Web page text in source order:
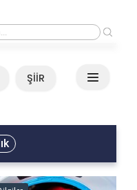
Sözleri
ŞİİR